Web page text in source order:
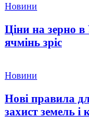
Новини
Ціни на зерно в
ячмінь зріс
Новини
Нові правила
захист земель і